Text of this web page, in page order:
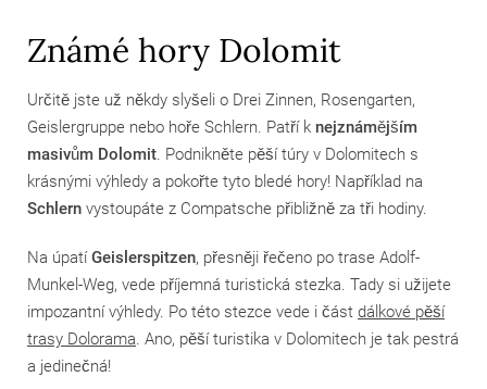
Známé hory Dolomit
Určitě jste už někdy slyšeli o Drei Zinnen, Rosengarten,
Geislergruppe nebo hoře Schlern. Patří k nejznámějším
masivům Dolomit. Podnikněte pěší túry v Dolomitech s
krásnými výhledy a pokořte tyto bledé hory! Například na
Schlern vystoupáte z Compatsche přibližně za tři hodiny.
Na úpatíGeislerspitzen, přesněji řečeno po trase Adolf-
Munkel-Weg, vede příjemná turistická stezka. Tady si užijete
impozantní výhledy. Po této stezce vede i část dálkové pěší
trasy Dolorama. Ano, pěší turistika v Dolomitech je tak pestrá
a jedinečná!